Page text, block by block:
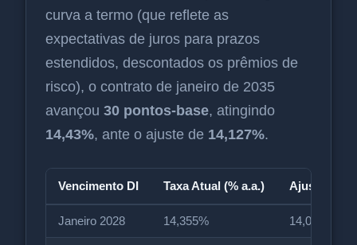
curva a termo (que reflete as
expectativas de juros para prazos
estendidos, descontados os prêmios de
risco), o contrato de janeiro de 2035
avançou 30 pontos-base, atingindo
14,43%, ante o ajuste de 14,127%.
Vencimento DI Taxa Atual (% a.a.) Ajuste
Janeiro 2028 14,355% 14,068%